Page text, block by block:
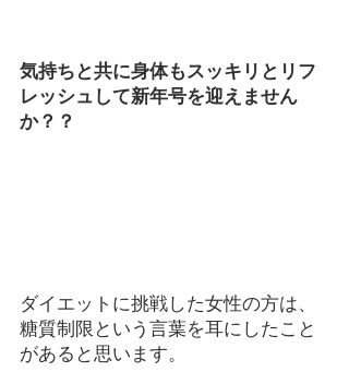
気持ちと共に身体もスッキリとリフ
レッシュして新年号を迎えません
か？？
ダイエットに挑戦した女性の方は、
糖質制限という言葉を耳にしたこと
があると思います。